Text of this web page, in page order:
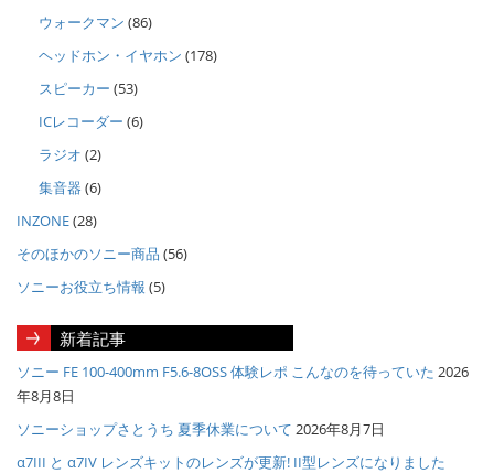
ウォークマン (86)
ヘッドホン・イヤホン (178)
スピーカー (53)
ICレコーダー (6)
ラジオ (2)
集音器 (6)
INZONE(28)
そのほかのソニー商品 (56)
ソニーお役立ち情報 (5)
新着記事
ソニー FE 100-400mm F5.6-8OSS 体験レポ こんなのを待っていた 2026
年8月8日
ソニーショップさとうち 夏季休業について 2026年8月7日
α7III と α7IV レンズキットのレンズが更新! II型レンズになりました